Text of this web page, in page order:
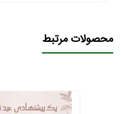
محصولات مرتبط